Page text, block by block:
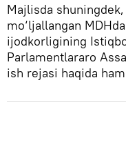
Majlisda
mo‘ljallangan
ijodkorligining
Parlamentlararo
ish rejasi haqida